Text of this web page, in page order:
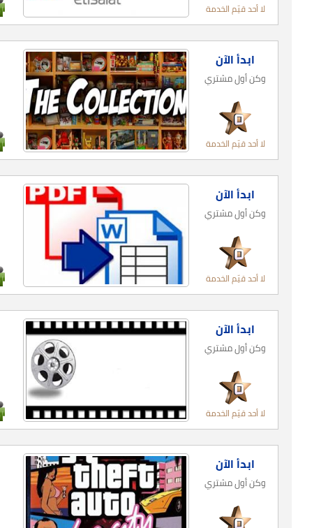
لا أحد قيّم الخدمة
ابدأ الآن
وكن أول مشتري
لا أحد قيّم الخدمة
ابدأ الآن
وكن أول مشتري
لا أحد قيّم الخدمة
ابدأ الآن
وكن أول مشتري
لا أحد قيّم الخدمة
ابدأ الآن
وكن أول مشتري